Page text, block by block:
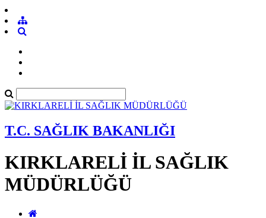
T.C. SAĞLIK BAKANLIĞI
KIRKLARELİ İL SAĞLIK
MÜDÜRLÜĞÜ